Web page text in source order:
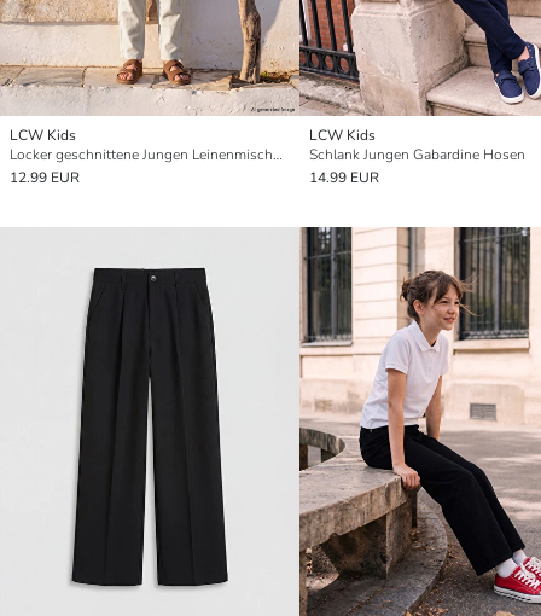
LCW Kids
Locker geschnittene Jungen Leinenmischung Hosen
12.99 EUR
LCW Kids
Schlank Jungen Gabardine Hosen
14.99 EUR